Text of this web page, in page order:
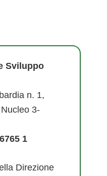
Sviluppo
n. 1,
3-
1
Direzione